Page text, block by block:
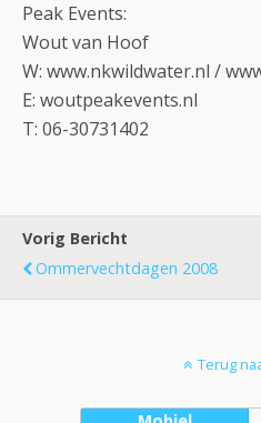
Peak Events:
Wout van Hoof
W: www.nkwildwater.nl /
E: woutpeakevents.nl
T: 06-30731402
Vorig Bericht
Ommervechtdagen 2008
Terug